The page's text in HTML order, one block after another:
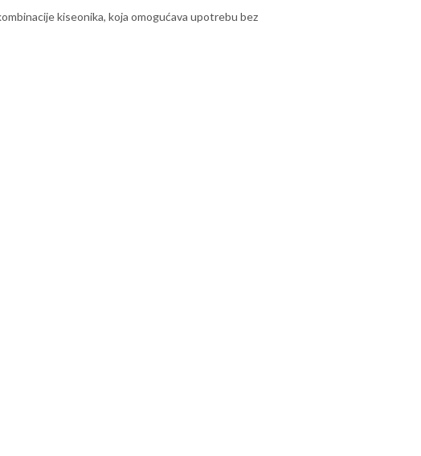
kiseonika, koja omogućava upotrebu bez